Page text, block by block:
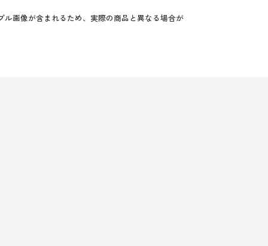
画像が含まれるため、実際の商品と異なる場合が